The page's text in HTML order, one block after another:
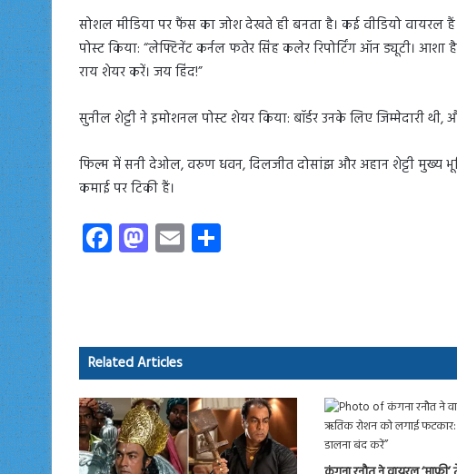
सोशल मीडिया पर फैंस का जोश देखते ही बनता है। कई वीडियो
पोस्ट किया: “लेफ्टिनेंट कर्नल फतेर सिंह कलेर रिपोर्टिंग ऑन ड्यूटी।
राय शेयर करें। जय हिंद!”
सुनील शेट्टी ने इमोशनल पोस्ट शेयर किया: बॉर्डर उनके लिए जिम्मेदारी थी,
फिल्म में सनी देओल, वरुण धवन, दिलजीत दोसांझ और अहान शेट्टी मुख्य
कमाई पर टिकी हैं।
Fa
ce
ok
M
as
o
n
E
m
Related Articles